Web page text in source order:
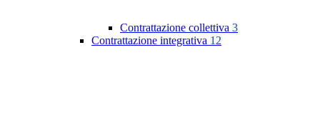
Contrattazione collettiva 3
Contrattazione integrativa 12